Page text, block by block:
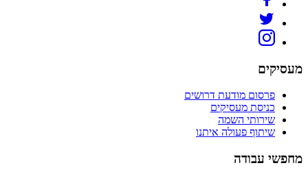
מעסיקים
פרסום מודעת דרושים
כניסת מעסיקים
שירותי השמה
שיתוף פעולה איתנו
מחפשי עבודה